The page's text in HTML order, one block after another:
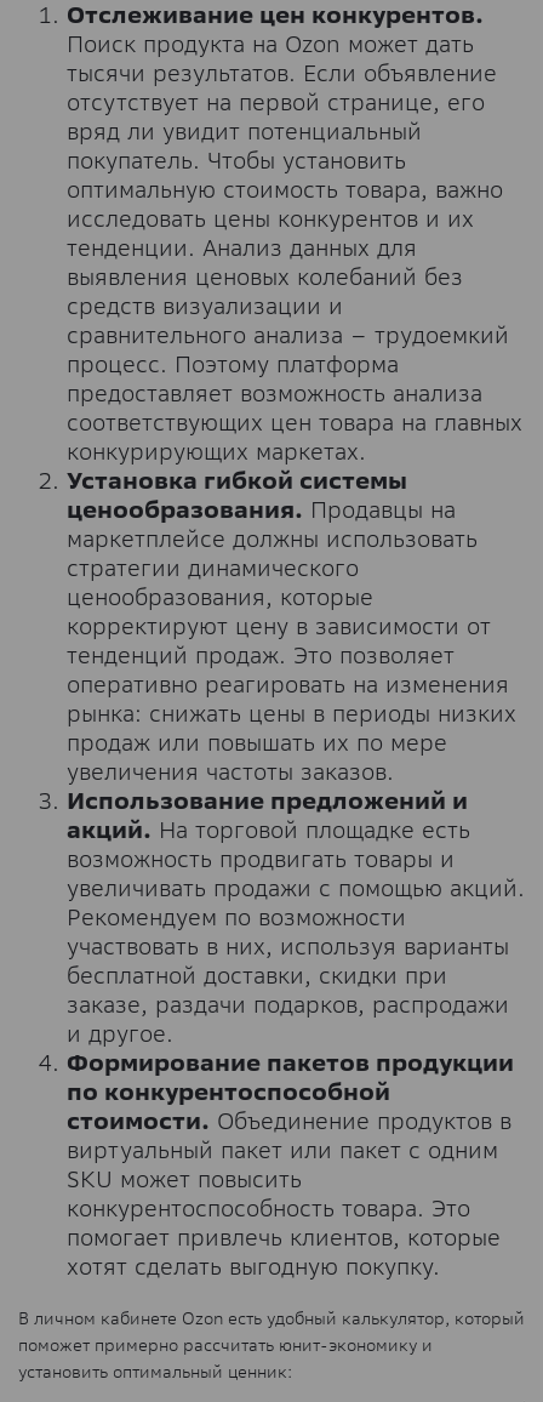
Отслеживание цен конкурентов.
Поиск продукта на Ozon может дать
тысячи результатов. Если объявление
отсутствует на первой странице, его
вряд ли увидит потенциальный
покупатель. Чтобы установить
оптимальную стоимость товара, важно
исследовать цены конкурентов и их
тенденции. Анализ данных для
выявления ценовых колебаний без
средств визуализации и
сравнительного анализа – трудоемкий
процесс. Поэтому платформа
предоставляет возможность анализа
соответствующих цен товара на главных
конкурирующих маркетах.
Установка гибкой системы
ценообразования. Продавцы на
маркетплейсе должны использовать
стратегии динамического
ценообразования, которые
корректируют цену в зависимости от
тенденций продаж. Это позволяет
оперативно реагировать на изменения
рынка: снижать цены в периоды низких
продаж или повышать их по мере
увеличения частоты заказов.
Использование предложений и
акций. На торговой площадке есть
возможность продвигать товары и
увеличивать продажи с помощью акций.
Рекомендуем по возможности
участвовать в них, используя варианты
бесплатной доставки, скидки при
заказе, раздачи подарков, распродажи
и другое.
Формирование пакетов продукции
по конкурентоспособной
стоимости. Объединение продуктов в
виртуальный пакет или пакет с одним
SKU может повысить
конкурентоспособность товара. Это
помогает привлечь клиентов, которые
хотят сделать выгодную покупку.
В личном кабинете Ozon есть удобный калькулятор, который
поможет примерно рассчитать юнит-экономику и
установить оптимальный ценник: